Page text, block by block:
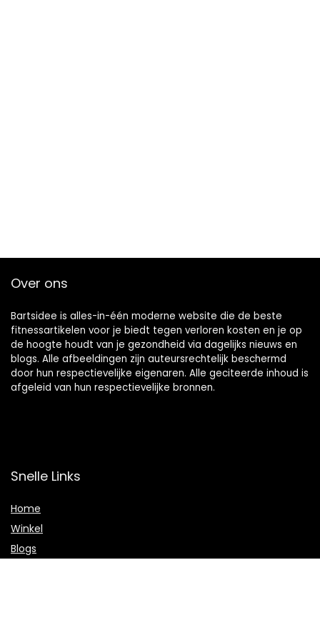
Over ons
Bartsidee is alles-in-één moderne website die de beste
fitnessartikelen voor je biedt tegen verloren kosten en je op
de hoogte houdt van je gezondheid via dagelijks nieuws en
blogs. Alle afbeeldingen zijn auteursrechtelijk beschermd
door hun respectievelijke eigenaren. Alle geciteerde inhoud is
afgeleid van hun respectievelijke bronnen.
Snelle Links
Home
Winkel
Blogs